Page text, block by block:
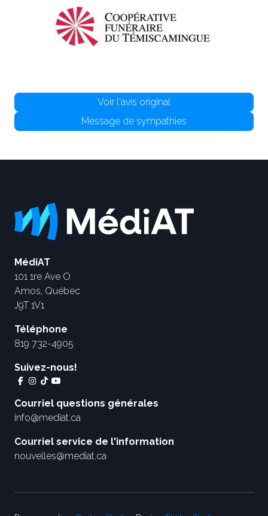
Voir l'avis original
Message de sympathies
MédiAT
101 1re Ave O
Amos, Québec
J9T 1V1
Téléphone
819 732-4905
Suivez-nous!
Courriel questions générales
info@mediat.ca
Courriel service de l'information
nouvelles@mediat.ca